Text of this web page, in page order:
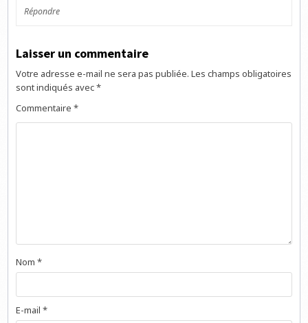
Répondre
Laisser un commentaire
Votre adresse e-mail ne sera pas publiée. Les champs obligatoires
sont indiqués avec*
Commentaire*
Nom*
E-mail*